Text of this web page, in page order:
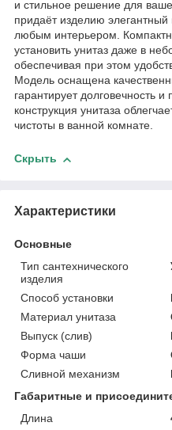
и стильное решение для
придаёт изделию элегантный
любым интерьером.
установить унитаз даже в
обеспечивая при этом
Модель оснащена
гарантирует долговечность
конструкция унитаза
чистоты в ванной комнате.
Скрыть
Характеристики
Основные
Тип сантехнического
изделия
Способ установки
Материал унитаза
Выпуск (слив)
Форма чаши
Сливной механизм
Габаритные и
Длина